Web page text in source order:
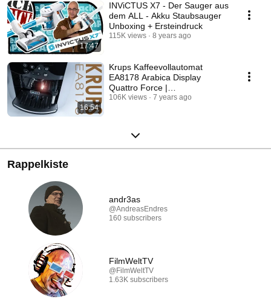
17:47
INViCTUS X7 - Der Sauger aus
dem ALL - Akku Staubsauger
Unboxing + Ersteindruck
115K views 8 years ago
16:54
Krups Kaffeevollautomat
EA8178 Arabica Display
Quattro Force |
Kaffeemaschine | Unboxing |
106K views 7 years ago
Rappelkiste
andr3as
@AndreasEndres
160 subscribers
FilmWeltTV
@FilmWeltTV
1.63K subscribers